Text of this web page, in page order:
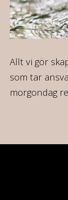
Allt vi gör
som tar
morgondag